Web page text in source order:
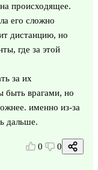
происходящее.
его сложно
дистанцию, но
где за этой
за их
быть врагами, но
именно из-за
дальше.
0 0